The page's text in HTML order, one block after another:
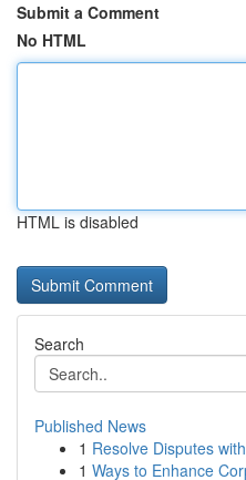
Submit a Comment
No HTML
HTML is disabled
Search
Published News
1 Resolve Disputes
1 Ways to Enhance